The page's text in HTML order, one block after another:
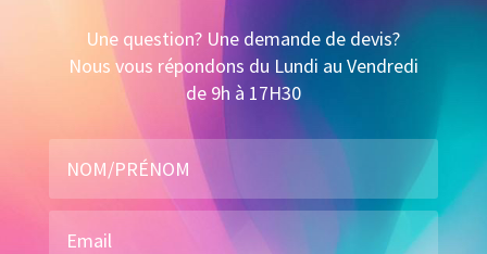
Une question? Une demande de devis?
Nous vous répondons du Lundi au Vendredi
de 9h à 17H30